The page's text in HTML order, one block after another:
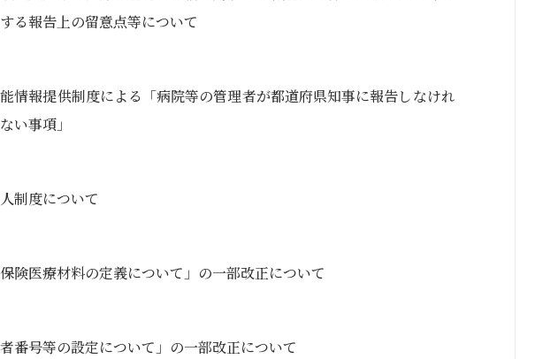
る報告上の留意点等について
情報提供制度による「病院等の管理者が都道府県知事に報告しなけれ
い事項」
制度について
保険医療材料の定義について」の一部改正について
者番号等の設定について」の一部改正について